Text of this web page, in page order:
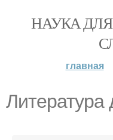
НАУКА
главная
Литература